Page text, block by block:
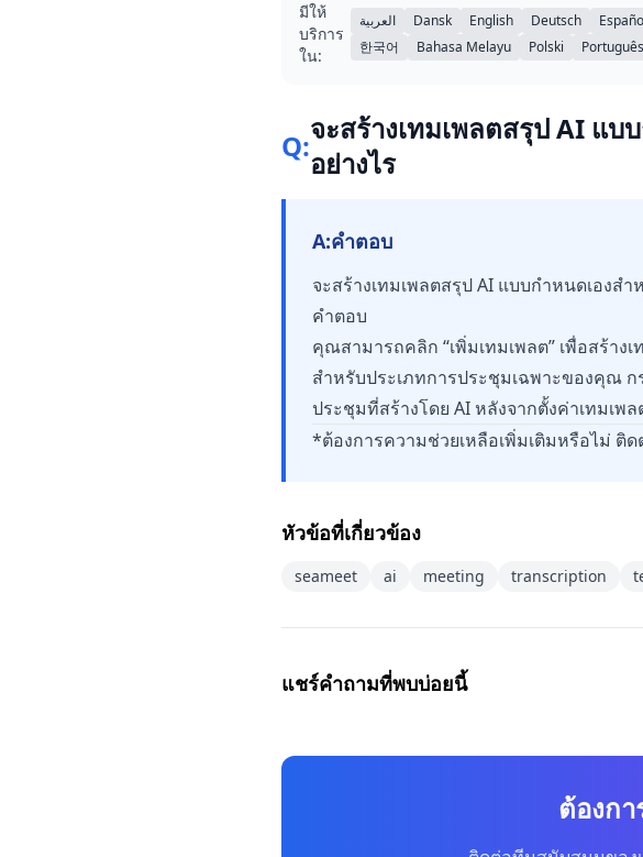
มีให้
บริการ
ใน:
العربية Dansk English Deutsch
한국어
Bahasa Melayu Polski Português
Q:จะสร้างเทมเพลตสรุป AI แบ
อย่างไร
A:คำตอบ
จะสร้างเทมเพลตสรุป AI แบบกำหนดเองส
คำตอบ
คุณสามารถคลิก “เพิ่มเทมเพลต” เพื่อสร้า
สำหรับประเภทการประชุมเฉพาะของคุณ
ประชุมที่สร้างโดย AI หลังจากตั้งค่าเทมเพ
*ต้องการความช่วยเหลือเพิ่มเติมหรือไม่ ติ
หัวข้อที่เกี่ยวข้อง
seameet ai meeting transcription
แชร์คำถามที่พบบ่อยนี้
ต้องกา